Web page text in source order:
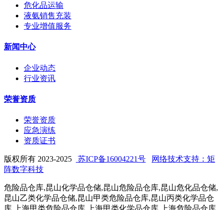
危化品运输
液氨销售充装
专业增值服务
新闻中心
企业动态
行业资讯
荣誉资质
荣誉资质
应急演练
资质证书
版权所有 2023-2025 苏ICP备16004221号
网络技术支持：矩
阵数字科技
危险品仓库,昆山化学品仓储,昆山危险品仓库,昆山危化品仓储,
昆山乙类化学品仓储,昆山甲类危险品仓库,昆山丙类化学品仓